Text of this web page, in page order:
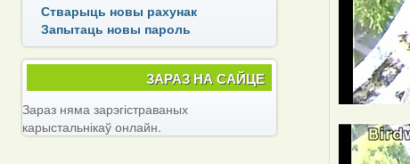
Стварыць новы рахунак
Запытаць новы пароль
ЗАРАЗ НА САЙЦЕ
Зараз няма зарэгістраваных
карыстальнікаў онлайн.